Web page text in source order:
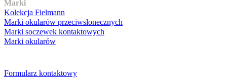
Marki
Kolekcja Fielmann
Marki okularów przeciwsłonecznych
Marki soczewek kontaktowych
Marki okularów
Formularz kontaktowy